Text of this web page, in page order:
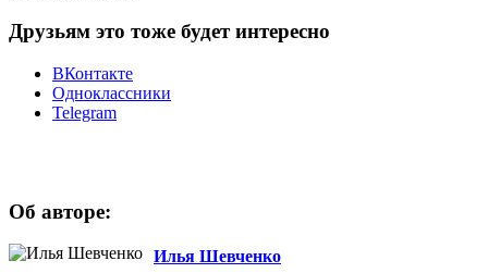
Друзьям это тоже будет интересно
ВКонтакте
Одноклассники
Telegram
Об авторе:
Илья Шевченко